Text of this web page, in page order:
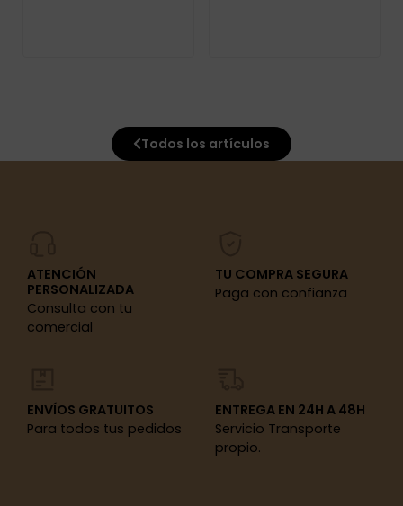
Todos los artículos
ATENCIÓN
PERSONALIZADA
Consulta con tu
comercial
TU COMPRA SEGURA
Paga con confianza
ENVÍOS GRATUITOS
Para todos tus pedidos
ENTREGA EN 24H A 48H
Servicio Transporte
propio.